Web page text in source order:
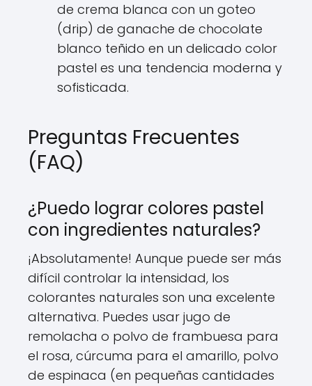
de crema blanca con un goteo
(drip) de ganache de chocolate
blanco teñido en un delicado color
pastel es una tendencia moderna y
sofisticada.
Preguntas Frecuentes
(FAQ)
¿Puedo lograr colores pastel
con ingredientes naturales?
¡Absolutamente! Aunque puede ser más
difícil controlar la intensidad, los
colorantes naturales son una excelente
alternativa. Puedes usar jugo de
remolacha o polvo de frambuesa para
el rosa, cúrcuma para el amarillo, polvo
de espinaca (en pequeñas cantidades